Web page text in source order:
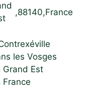
,88140,France
les Vosges
Grand Est